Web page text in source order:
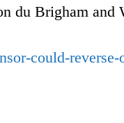
Brigham and
could-